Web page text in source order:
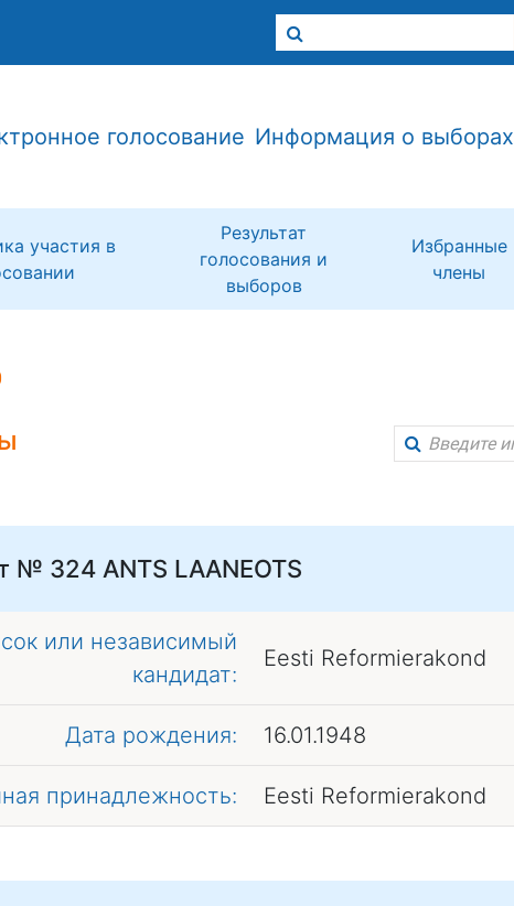
голосование Информация о выборах
участия в
Результат
голосования и
выборов
Избранные
члены
№ 324 ANTS LAANEOTS
или независимый
кандидат:
Eesti Reformierakond
Дата рождения: 16.01.1948
принадлежность: Eesti Reformierakond